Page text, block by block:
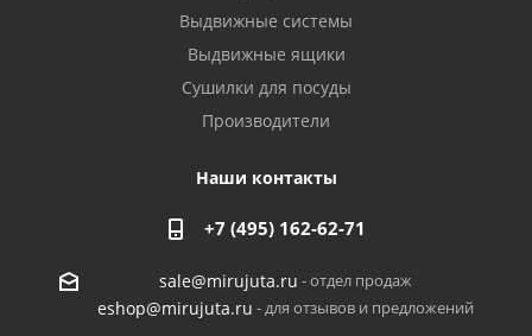
Выдвижные системы
Выдвижные ящики
Сушилки для посуды
Производители
Наши контакты
+7 (495) 162-62-71
sale@mirujuta.ru - отдел продаж
eshop@mirujuta.ru - для отзывов и предложений